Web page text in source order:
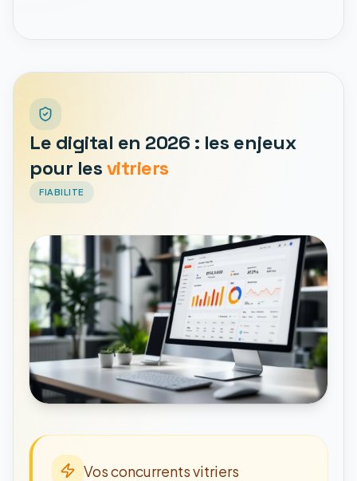
Le digital en 2026 : les enjeux
pour lesvitriers
FIABILITE
Vos concurrents vitriers